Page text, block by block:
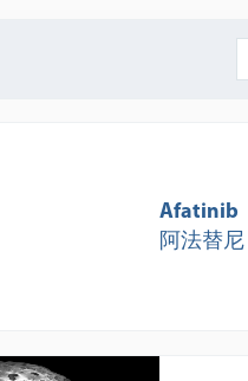
Afatinib
阿法替尼